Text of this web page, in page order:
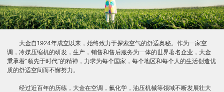
大金自1924年成立以来，始终致力于探索空气的舒适奥秘。作为一家空
调，冷媒压缩机的研发，生产，销售和售后服务为一体的世界著名企业，大金
秉承着“领先于时代”的精神，力求为每个国家，每个地区和每个人的生活创造优
质的舒适空间而不懈努力。
经过近百年的历练，大金在空调，氟化学，油压机械等领域不断发展壮大